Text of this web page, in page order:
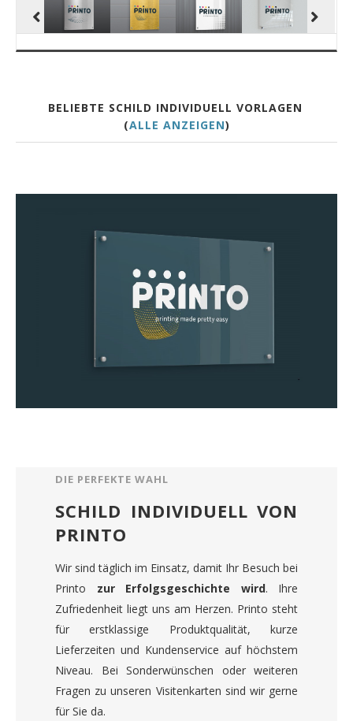
BELIEBTE SCHILD INDIVIDUELL VORLAGEN
(ALLE ANZEIGEN)
DIE PERFEKTE WAHL
SCHILD INDIVIDUELL VON
PRINTO
Wir sind täglich im Einsatz, damit Ihr Besuch bei
Printo zur Erfolgsgeschichte wird. Ihre
Zufriedenheit liegt uns am Herzen. Printo steht
für erstklassige Produktqualität, kurze
Lieferzeiten und Kundenservice auf höchstem
Niveau. Bei Sonderwünschen oder weiteren
Fragen zu unseren Visitenkarten sind wir gerne
für Sie da.